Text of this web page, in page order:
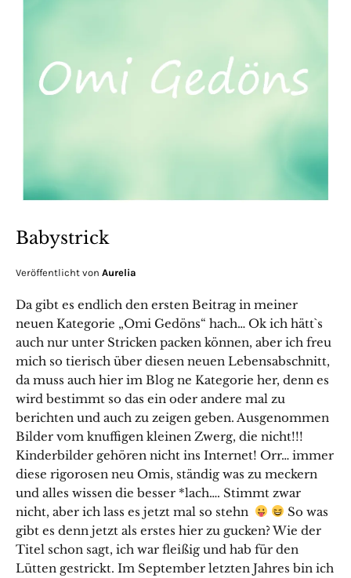
Babystrick
Veröffentlicht von Aurelia
Da gibt es endlich den ersten Beitrag in meiner
neuen Kategorie „Omi Gedöns“ hach… Ok ich hätt`s
auch nur unter Stricken packen können, aber ich freu
mich so tierisch über diesen neuen Lebensabschnitt,
da muss auch hier im Blog ne Kategorie her, denn es
wird bestimmt so das ein oder andere mal zu
berichten und auch zu zeigen geben. Ausgenommen
Bilder vom knuffigen kleinen Zwerg, die nicht!!!
Kinderbilder gehören nicht ins Internet! Orr… immer
diese rigorosen neu Omis, ständig was zu meckern
und alles wissen die besser *lach…. Stimmt zwar
nicht, aber ich lass es jetzt mal so stehn
So was
gibt es denn jetzt als erstes hier zu gucken? Wie der
Titel schon sagt, ich war fleißig und hab für den
Lütten gestrickt. Im September letzten Jahres bin ich